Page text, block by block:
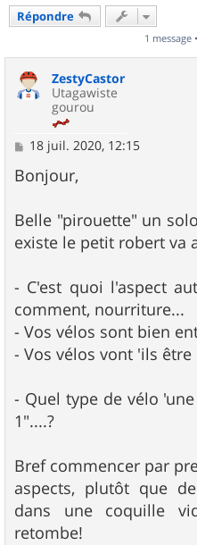
Répondre
1 message
ZestyCastor
Utagawiste
gourou
M
s
s
g
e
18 juil. 2020, 12:15
Bonjour,
Belle "pirouette" un
existe le petit robert va
- C'est quoi l'aspect
comment, nourriture...
- Vos vélos sont bien
- Vos vélos vont 'ils
- Quel type de vélo
1"....?
Bref commencer par
aspects, plutôt que
dans une coquille
retombe!